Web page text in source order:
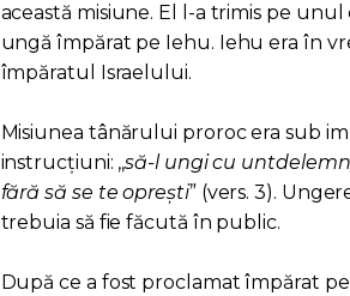
această misiune. El l-a trimis pe
ungă împărat pe Iehu. Iehu era în
împăratul Israelului.
Misiunea tânărului proroc era sub
instrucțiuni: ,,să-l ungi cu
fără să se te oprești” (vers. 3).
trebuia să fie făcută în public.
După ce a fost proclamat împărat